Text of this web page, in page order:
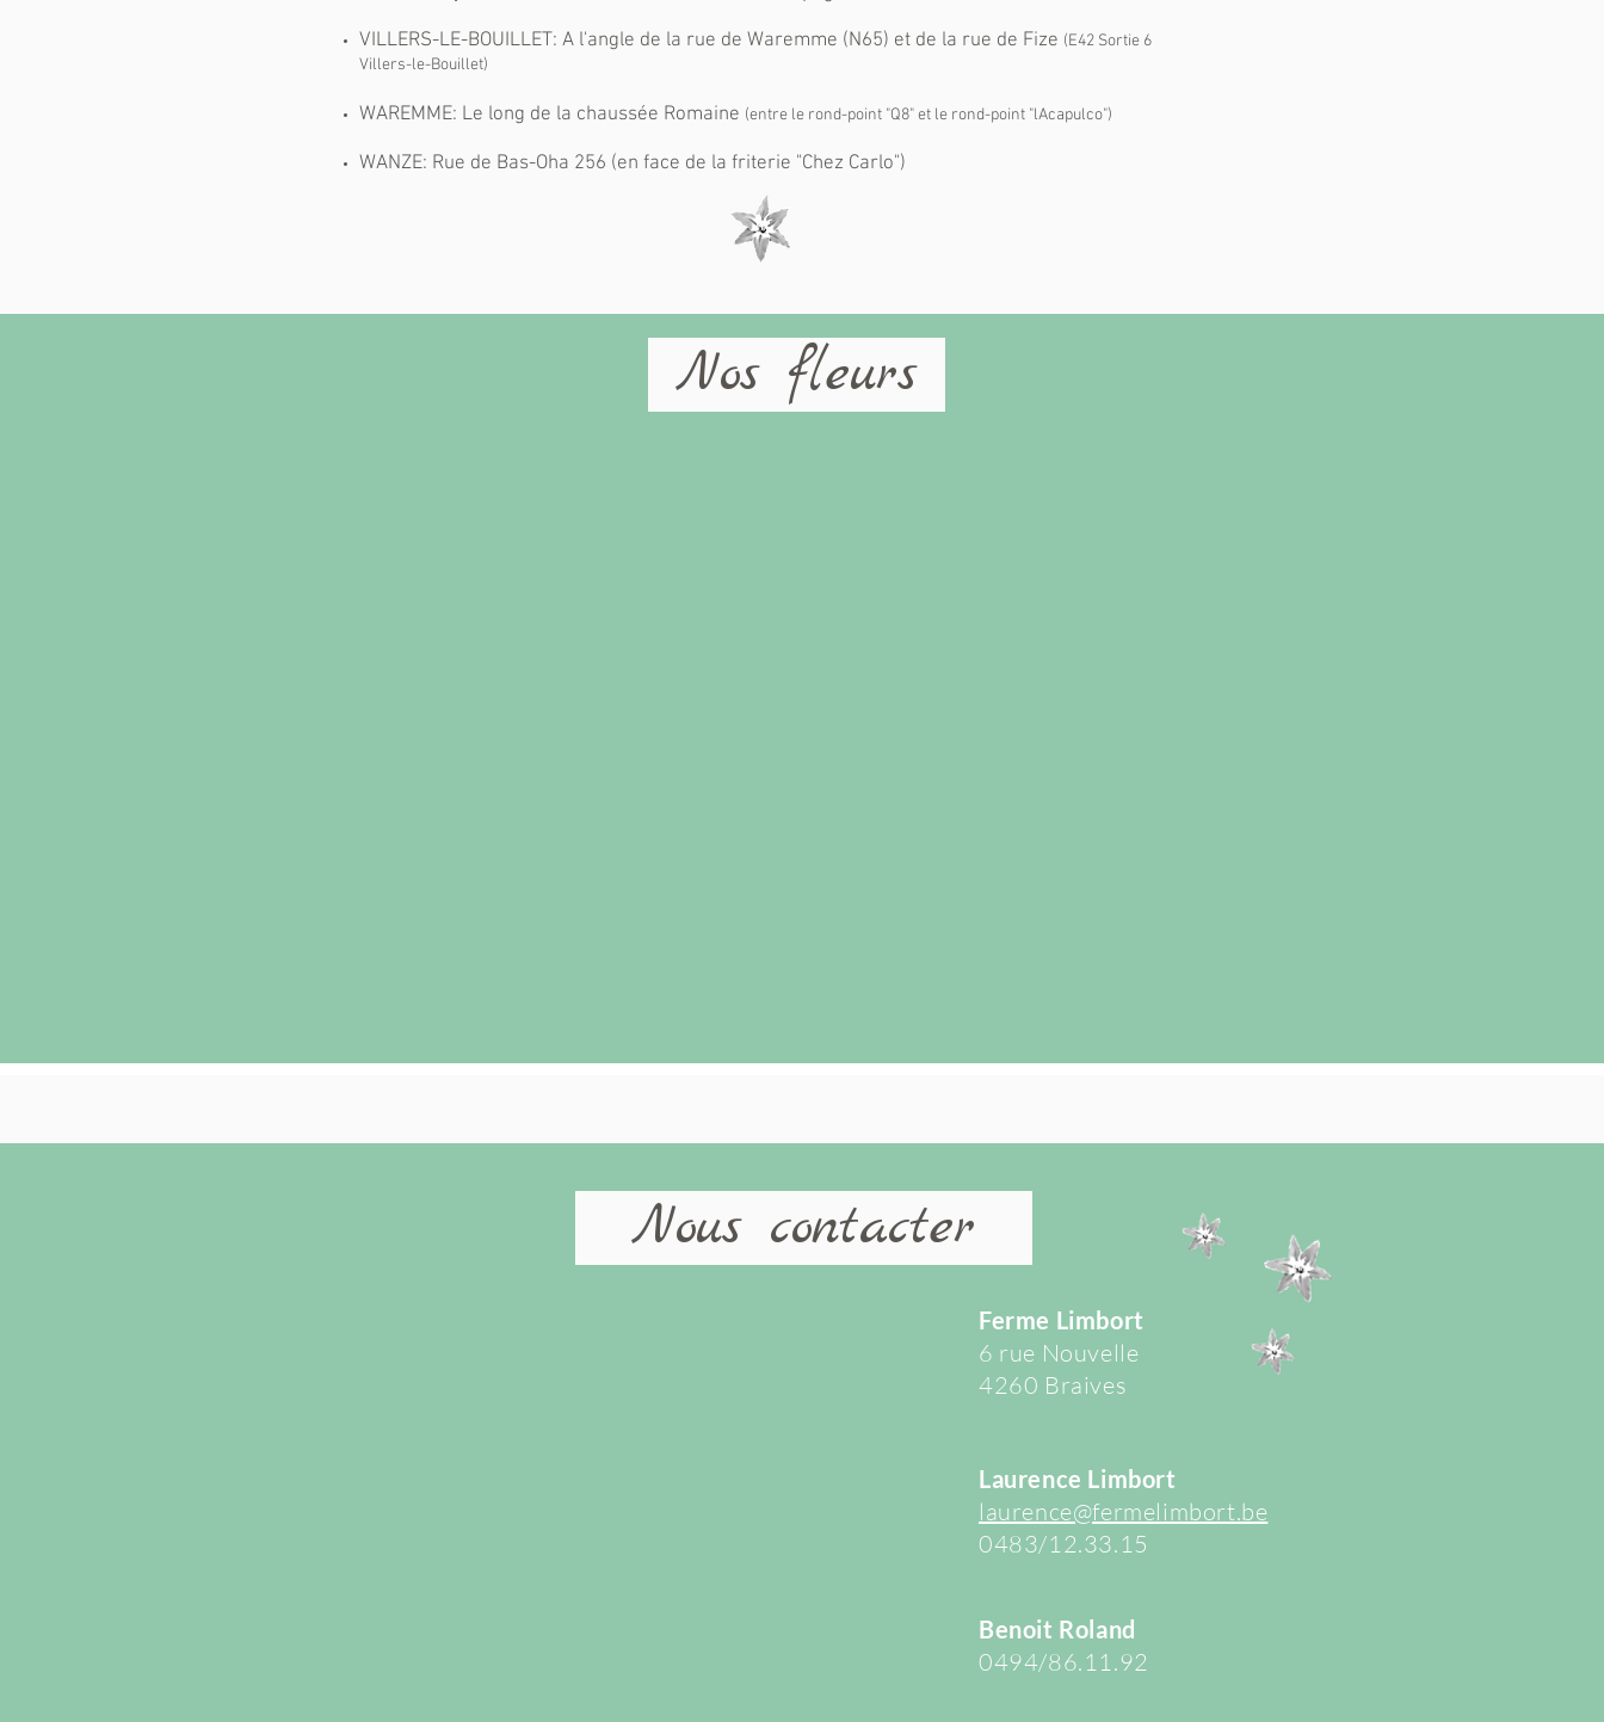
VILLERS-LE-BOUILLET: A l'angle de la rue de Waremme (N65) et de la rue de Fize (E42 Sortie 6
Villers-le-Bouillet)
WAREMME: Le long de la chaussée Romaine (entre le rond-point "Q8" et le rond-point "lAcapulco")
WANZE: Rue de Bas-Oha 256 (en face de la friterie "Chez Carlo")
Nos fleurs
Nous contacter
Ferme Limbort
6 rue Nouvelle
4260 Braives
Laurence Limbort
laurence@fermelimbort.be
0483/12.33.15
Benoit Roland
0494/86.11.92